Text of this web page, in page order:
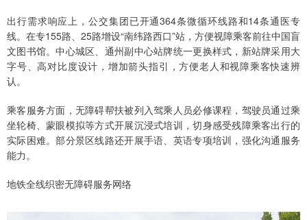
出行需求响应上，公交集团已开通364条微循环线路和14条通医专
线。在专155路、25路增设“南纬路西口”站，方便视障乘客前往中国盲
文图书馆。中心城区、通州副中心站牌统一更换样式，新站牌采用大
字号、高对比度设计，增加箭头指引，方便老人和视障乘客快速辨
认。
乘客服务方面，无障碍帮扶被列入驾乘人员必修课程，驾驶员通过乘
坐轮椅、蒙眼模拟等方式开展沉浸式培训，切身感受残障乘客出行的
实际困难。部分景区线路还开展手语、英语专项培训，强化沟通服务
能力。
地铁全线织密无障碍服务网络